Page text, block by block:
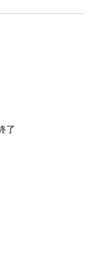
了